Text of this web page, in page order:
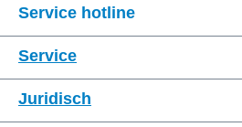
Service hotline
Service
Juridisch